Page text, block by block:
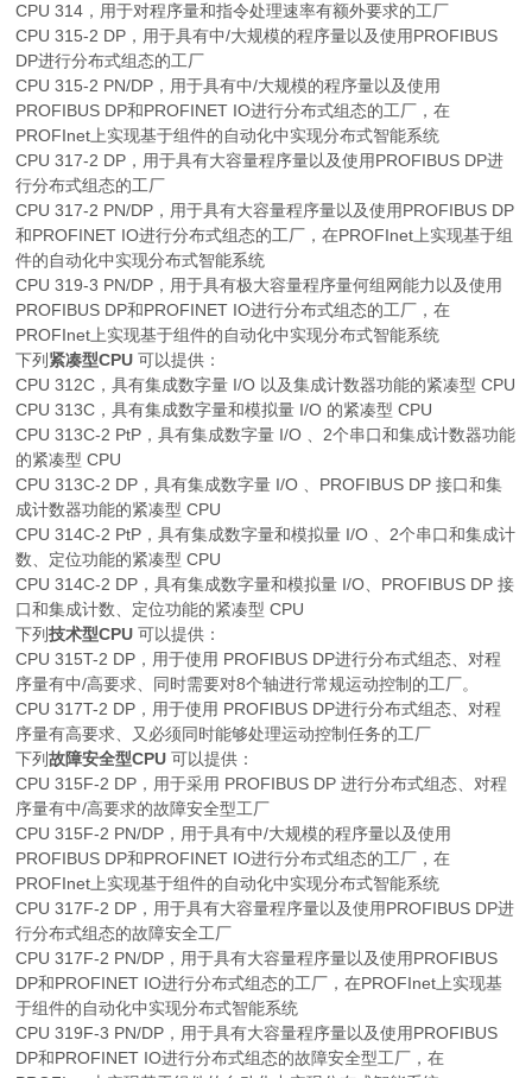
CPU 314，用于对程序量和指令处理速率有额外要求的工厂
CPU 315-2 DP，用于具有中/大规模的程序量以及使用PROFIBUS
DP进行分布式组态的工厂
CPU 315-2 PN/DP，用于具有中/大规模的程序量以及使用
PROFIBUS DP和PROFINET IO进行分布式组态的工厂，在
PROFInet上实现基于组件的自动化中实现分布式智能系统
CPU 317-2 DP，用于具有大容量程序量以及使用PROFIBUS DP进
行分布式组态的工厂
CPU 317-2 PN/DP，用于具有大容量程序量以及使用PROFIBUS DP
和PROFINET IO进行分布式组态的工厂，在PROFInet上实现基于组
件的自动化中实现分布式智能系统
CPU 319-3 PN/DP，用于具有极大容量程序量何组网能力以及使用
PROFIBUS DP和PROFINET IO进行分布式组态的工厂，在
PROFInet上实现基于组件的自动化中实现分布式智能系统
下列 紧凑型CPU 可以提供：
CPU 312C，具有集成数字量 I/O 以及集成计数器功能的紧凑型 CPU
CPU 313C，具有集成数字量和模拟量 I/O 的紧凑型 CPU
CPU 313C-2 PtP，具有集成数字量 I/O 、2个串口和集成计数器功能
的紧凑型 CPU
CPU 313C-2 DP，具有集成数字量 I/O 、PROFIBUS DP 接口和集
成计数器功能的紧凑型 CPU
CPU 314C-2 PtP，具有集成数字量和模拟量 I/O 、2个串口和集成计
数、定位功能的紧凑型 CPU
CPU 314C-2 DP，具有集成数字量和模拟量 I/O、PROFIBUS DP 接
口和集成计数、定位功能的紧凑型 CPU
下列技术型CPU 可以提供：
CPU 315T-2 DP，用于使用 PROFIBUS DP进行分布式组态、对程
序量有中/高要求、同时需要对8个轴进行常规运动控制的工厂。
CPU 317T-2 DP，用于使用 PROFIBUS DP进行分布式组态、对程
序量有高要求、又必须同时能够处理运动控制任务的工厂
下列故障安全型CPU 可以提供：
CPU 315F-2 DP，用于采用 PROFIBUS DP 进行分布式组态、对程
序量有中/高要求的故障安全型工厂
CPU 315F-2 PN/DP，用于具有中/大规模的程序量以及使用
PROFIBUS DP和PROFINET IO进行分布式组态的工厂，在
PROFInet上实现基于组件的自动化中实现分布式智能系统
CPU 317F-2 DP，用于具有大容量程序量以及使用PROFIBUS DP进
行分布式组态的故障安全工厂
CPU 317F-2 PN/DP，用于具有大容量程序量以及使用PROFIBUS
DP和PROFINET IO进行分布式组态的工厂，在PROFInet上实现基
于组件的自动化中实现分布式智能系统
CPU 319F-3 PN/DP，用于具有大容量程序量以及使用PROFIBUS
DP和PROFINET IO进行分布式组态的故障安全型工厂，在